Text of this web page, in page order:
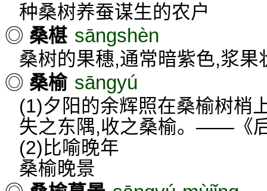
种桑树养蚕谋生的农户
◎ 桑椹 sāngshèn
桑树的果穗,通常暗紫色,浆果
◎ 桑榆 sāngyú
(1)夕阳的余辉照在桑榆树梢
失之东隅,收之桑榆。——《
(2)比喻晚年
桑榆晚景